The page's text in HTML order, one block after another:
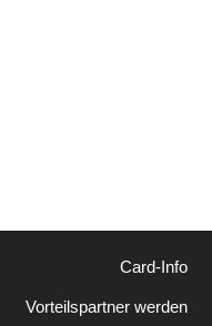
Card-Info
Vorteilspartner werden